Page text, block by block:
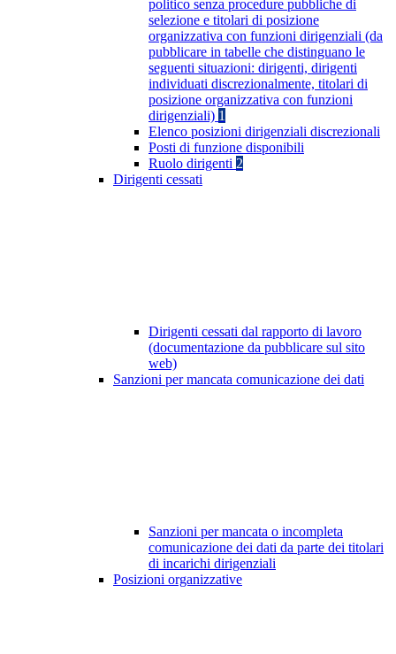
politico senza procedure pubbliche di
selezione e titolari di posizione
organizzativa con funzioni dirigenziali (da
pubblicare in tabelle che distinguano le
seguenti situazioni: dirigenti, dirigenti
individuati discrezionalmente, titolari di
posizione organizzativa con funzioni
dirigenziali) 1
Elenco posizioni dirigenziali discrezionali
Posti di funzione disponibili
Ruolo dirigenti 2
Dirigenti cessati
Dirigenti cessati dal rapporto di lavoro
(documentazione da pubblicare sul sito
web)
Sanzioni per mancata comunicazione dei dati
Sanzioni per mancata o incompleta
comunicazione dei dati da parte dei titolari
di incarichi dirigenziali
Posizioni organizzative